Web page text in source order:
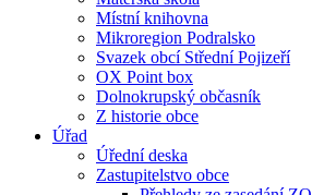
Místní knihovna
Mikroregion Podralsko
Svazek obcí Střední Pojizeří
OX Point box
Dolnokrupský občasník
Z historie obce
Úřad
Úřední deska
Zastupitelstvo obce